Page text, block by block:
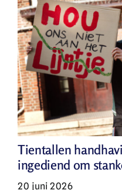
Tientallen
ingediend om
20 juni 2026